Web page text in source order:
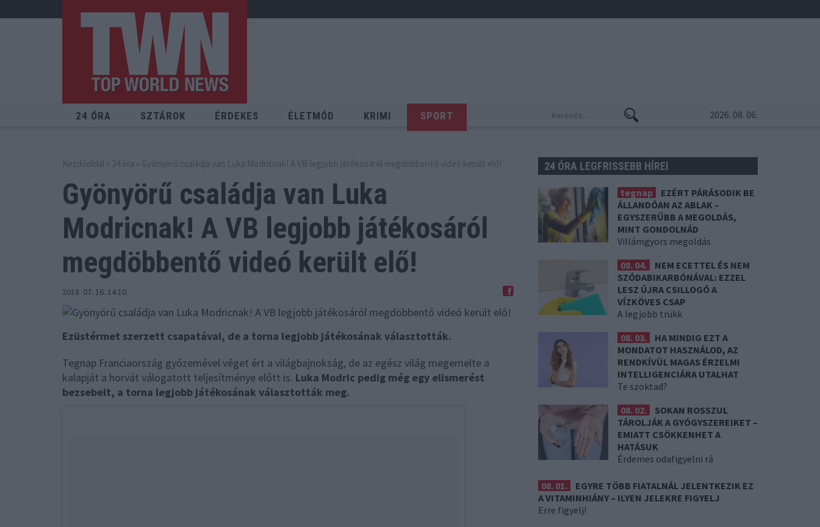
24 ÓRA SZTÁROK ÉRDEKES ÉLETMÓD KRIMI SPORT 2026. 08. 06.
Kezdőoldal » 24 óra » Gyönyörű családja van Luka Modricnak! A VB legjobb játékosáról megdöbbentő videó került elő!
Gyönyörű családja van Luka
Modricnak! A VB legjobb játékosáról
megdöbbentő videó került elő!
2018. 07. 16. 14:10
Ezüstérmet szerzett csapatával, de a torna legjobb játékosának választották.
Tegnap Franciaország győzemével véget ért a világbajnokság, de az egész világ megemelte a
kalapját a horvát válogatott teljesítménye előtt is. Luka Modric pedig még egy elismerést
bezsebelt, a torna legjobb játékosának választották meg.
24 ÓRA LEGFRISSEBB HÍREI
tegnap
EZÉRT PÁRÁSODIK BE
ÁLLANDÓAN AZ ABLAK –
EGYSZERŰBB A MEGOLDÁS,
MINT GONDOLNÁD
Villámgyors megoldás
08. 04.
NEM ECETTEL ÉS NEM
SZÓDABIKARBÓNÁVAL: EZZEL
LESZ ÚJRA CSILLOGÓ A
VÍZKÖVES CSAP
A legjobb trükk
08. 03.
HA MINDIG EZT A
MONDATOT HASZNÁLOD, AZ
RENDKÍVÜL MAGAS ÉRZELMI
INTELLIGENCIÁRA UTALHAT
Te szoktad?
08. 02.
SOKAN ROSSZUL
TÁROLJÁK A GYÓGYSZEREIKET –
EMIATT CSÖKKENHET A
HATÁSUK
Érdemes odafigyelni rá
08. 01.
EGYRE TÖBB FIATALNÁL JELENTKEZIK EZ
A VITAMINHIÁNY – ILYEN JELEKRE FIGYELJ
Erre figyelj!